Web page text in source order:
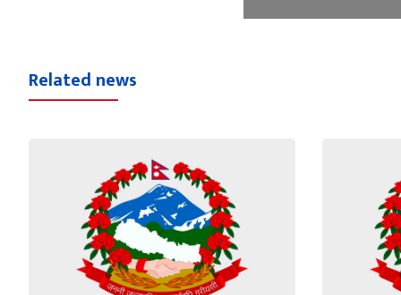
Related news